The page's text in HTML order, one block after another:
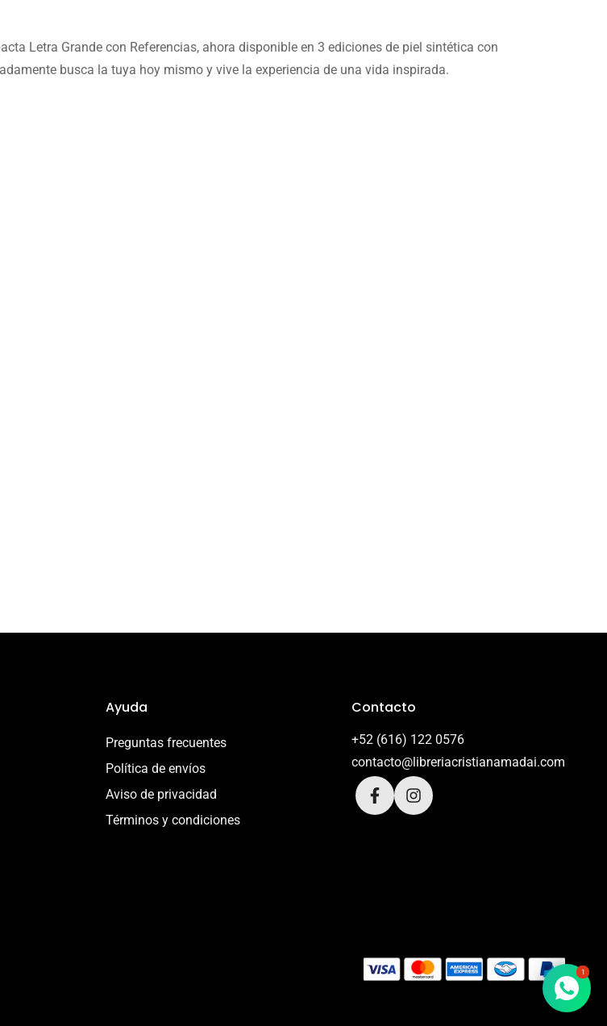
Letra Grande con Referencias, ahora disponible en 3 ediciones de piel sintética con
busca la tuya hoy mismo y vive la experiencia de una vida inspirada.
Ayuda
Preguntas frecuentes
Política de envíos
Aviso de privacidad
Términos y condiciones
Contacto
+52 (616) 122 0576
contacto@libreriacristianamadai.com
1